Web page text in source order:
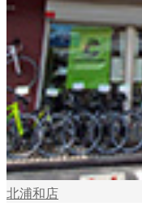
北浦和店